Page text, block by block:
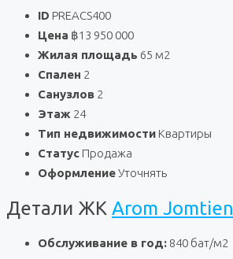
ID PREACS400
Цена ฿13 950 000
Жилая площадь 65 м2
Спален 2
Санузлов 2
Этаж 24
Тип недвижимости Квартиры
Статус Продажа
ОформлениеУточнять
Детали ЖК Arom Jomtien
Обслуживание в год: 840 бат/м2